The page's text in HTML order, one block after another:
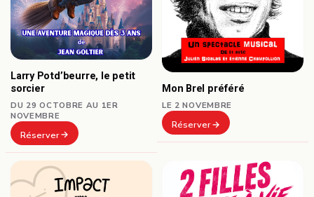
Larry Potd’beurre, le petit
sorcier
DU 29 OCTOBRE AU 1ER
NOVEMBRE
Réserver
Mon Brel préféré
LE 2 NOVEMBRE
Réserver